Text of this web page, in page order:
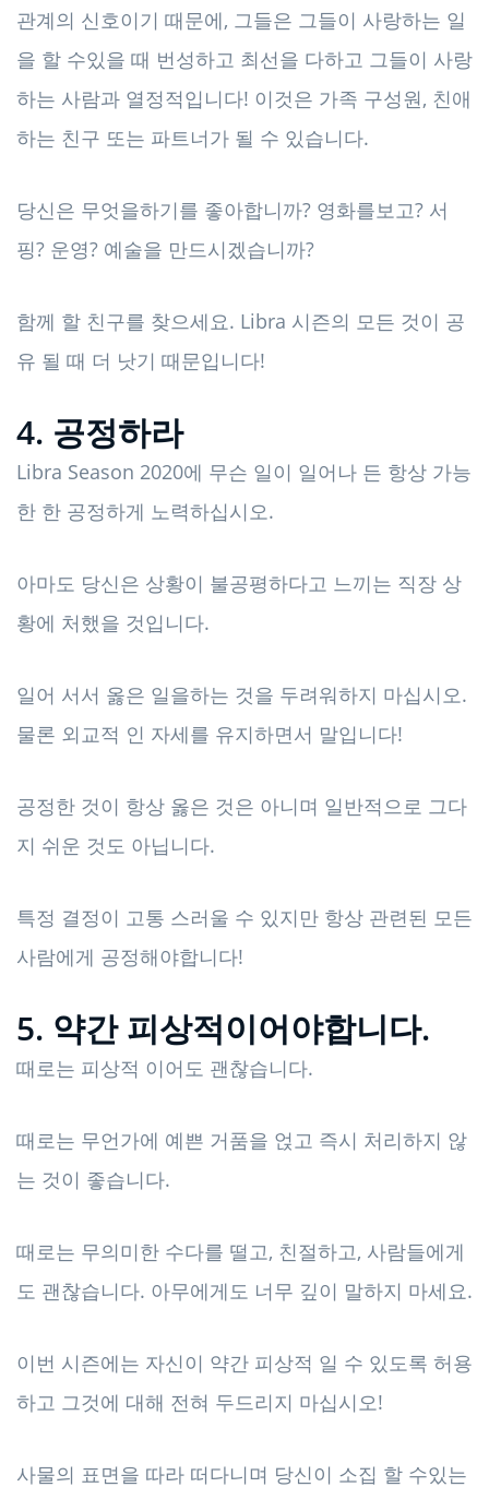
관계의 신호이기 때문에, 그들은 그들이 사랑하는 일
을 할 수있을 때 번성하고 최선을 다하고 그들이 사랑
하는 사람과 열정적입니다! 이것은 가족 구성원, 친애
하는 친구 또는 파트너가 될 수 있습니다.
당신은 무엇을하기를 좋아합니까? 영화를보고? 서
핑? 운영? 예술을 만드시겠습니까?
함께 할 친구를 찾으세요. Libra 시즌의 모든 것이 공
유 될 때 더 낫기 때문입니다!
4. 공정하라
Libra Season 2020에 무슨 일이 일어나 든 항상 가능
한 한 공정하게 노력하십시오.
아마도 당신은 상황이 불공평하다고 느끼는 직장 상
황에 처했을 것입니다.
일어 서서 옳은 일을하는 것을 두려워하지 마십시오.
물론 외교적 인 자세를 유지하면서 말입니다!
공정한 것이 항상 옳은 것은 아니며 일반적으로 그다
지 쉬운 것도 아닙니다.
특정 결정이 고통 스러울 수 있지만 항상 관련된 모든
사람에게 공정해야합니다!
5. 약간 피상적이어야합니다.
때로는 피상적 이어도 괜찮습니다.
때로는 무언가에 예쁜 거품을 얹고 즉시 처리하지 않
는 것이 좋습니다.
때로는 무의미한 수다를 떨고, 친절하고, 사람들에게
도 괜찮습니다. 아무에게도 너무 깊이 말하지 마세요.
이번 시즌에는 자신이 약간 피상적 일 수 있도록 허용
하고 그것에 대해 전혀 두드리지 마십시오!
사물의 표면을 따라 떠다니며 당신이 소집 할 수있는